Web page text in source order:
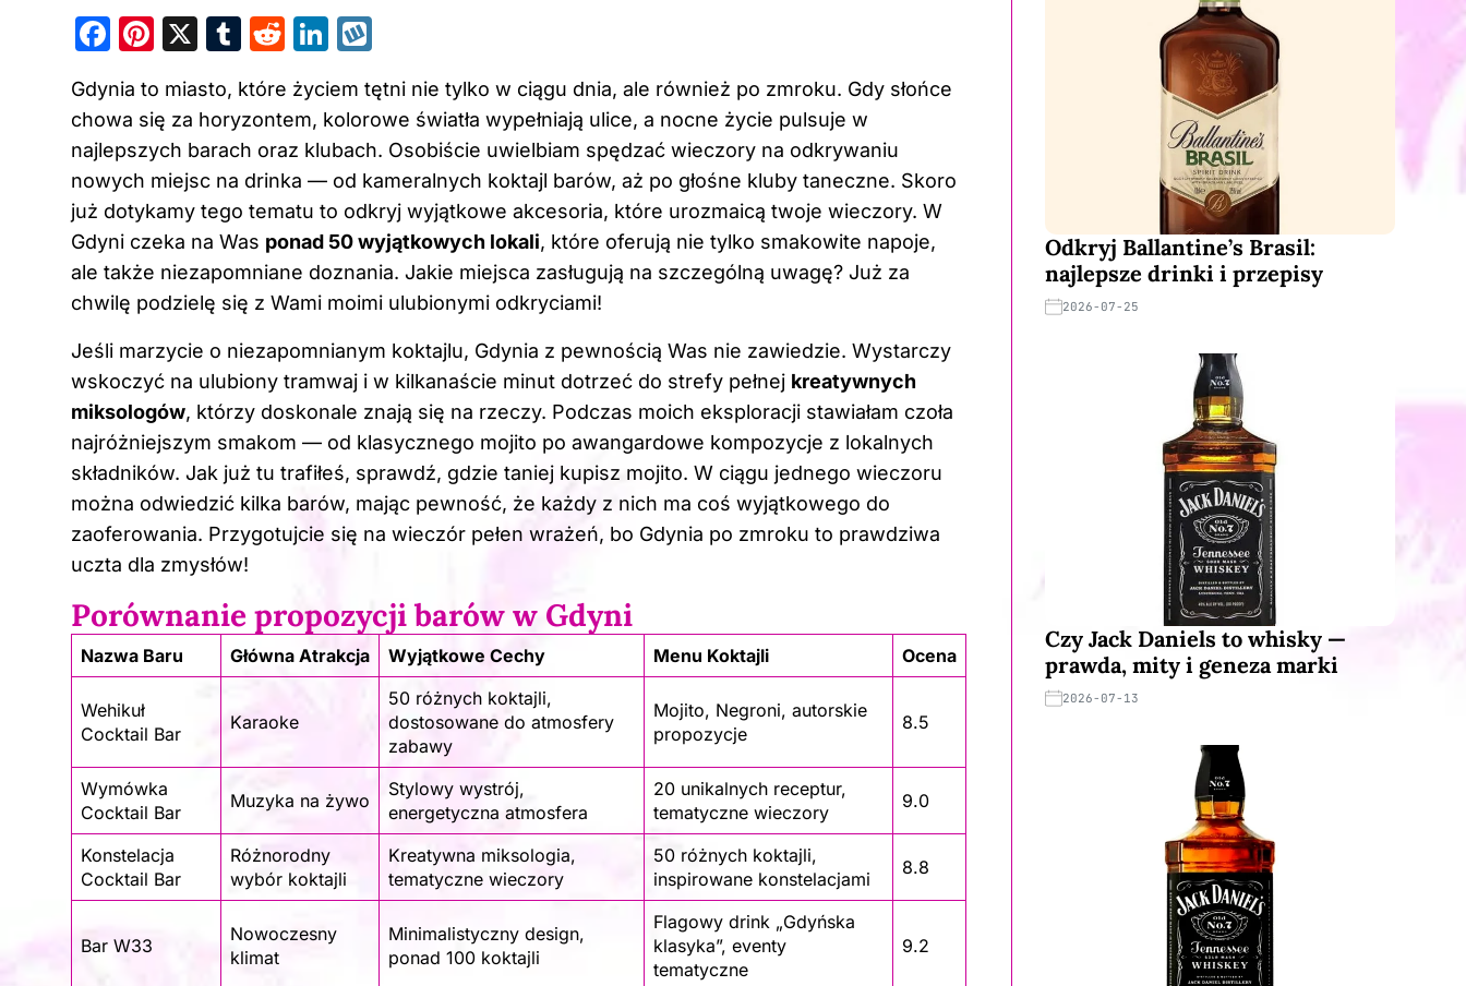
F
c
e
b
o
o
k
Pi
er
e
st
X
T
m
bl
r
R
d
di
t
Li
k
e
dI
n
k
o
p
Gdynia to miasto, które życiem tętni nie tylko w ciągu dnia, ale również po zmroku. Gdy słońce
chowa się za horyzontem, kolorowe światła wypełniają ulice, a nocne życie pulsuje w
najlepszych barach oraz klubach. Osobiście uwielbiam spędzać wieczory na odkrywaniu
nowych miejsc na drinka — od kameralnych koktajl barów, aż po głośne kluby taneczne. Skoro
już dotykamy tego tematu to odkryj wyjątkowe akcesoria, które urozmaicą twoje wieczory. W
Gdyni czeka na Was ponad 50 wyjątkowych lokali, które oferują nie tylko smakowite napoje,
ale także niezapomniane doznania. Jakie miejsca zasługują na szczególną uwagę? Już za
chwilę podzielę się z Wami moimi ulubionymi odkryciami!
Jeśli marzycie o niezapomnianym koktajlu, Gdynia z pewnością Was nie zawiedzie. Wystarczy
wskoczyć na ulubiony tramwaj i w kilkanaście minut dotrzeć do strefy pełnej kreatywnych
miksologów, którzy doskonale znają się na rzeczy. Podczas moich eksploracji stawiałam czoła
najróżniejszym smakom — od klasycznego mojito po awangardowe kompozycje z lokalnych
składników. Jak już tu trafiłeś, sprawdź, gdzie taniej kupisz mojito. W ciągu jednego wieczoru
można odwiedzić kilka barów, mając pewność, że każdy z nich ma coś wyjątkowego do
zaoferowania. Przygotujcie się na wieczór pełen wrażeń, bo Gdynia po zmroku to prawdziwa
uczta dla zmysłów!
Porównanie propozycji barów w Gdyni
Nazwa Baru Główna Atrakcja Wyjątkowe Cechy Menu Koktajli Ocena
Wehikuł
Cocktail Bar
Karaoke
50 różnych koktajli,
dostosowane do atmosfery
zabawy
Mojito, Negroni, autorskie
propozycje
8.5
Wymówka
Cocktail Bar
Muzyka na żywo
Stylowy wystrój,
energetyczna atmosfera
20 unikalnych receptur,
tematyczne wieczory
9.0
Konstelacja
Cocktail Bar
Różnorodny
wybór koktajli
Kreatywna miksologia,
tematyczne wieczory
50 różnych koktajli,
inspirowane konstelacjami
8.8
Bar W33
Nowoczesny
klimat
Minimalistyczny design,
ponad 100 koktajli
Flagowy drink „Gdyńska
klasyka”, eventy
tematyczne
9.2
Odkryj Ballantine’s Brasil:
najlepsze drinki i przepisy
2026-07-25
Czy Jack Daniels to whisky —
prawda, mity i geneza marki
2026-07-13